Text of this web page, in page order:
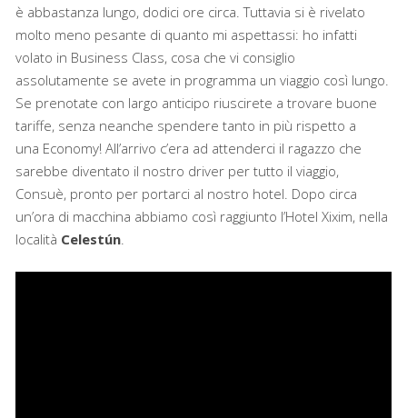
è abbastanza lungo, dodici ore circa. Tuttavia si è rivelato
molto meno pesante di quanto mi aspettassi: ho infatti
volato in Business Class, cosa che vi consiglio
assolutamente se avete in programma un viaggio così lungo.
Se prenotate con largo anticipo riuscirete a trovare buone
tariffe, senza neanche spendere tanto in più rispetto a
una Economy! All’arrivo c’era ad attenderci il ragazzo che
sarebbe diventato il nostro driver per tutto il viaggio,
Consuè, pronto per portarci al nostro hotel. Dopo circa
un’ora di macchina abbiamo così raggiunto l’Hotel Xixim, nella
località Celestún.